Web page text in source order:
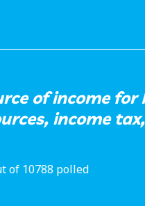
of income
income
of 10788 polled